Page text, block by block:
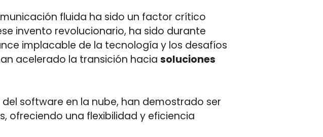
fluida ha sido un factor crítico
invento revolucionario, ha sido durante
implacable de la tecnología y los desafíos
acelerado la transición haciasoluciones
software en la nube, han demostrado ser
ofreciendo una flexibilidad y eficiencia